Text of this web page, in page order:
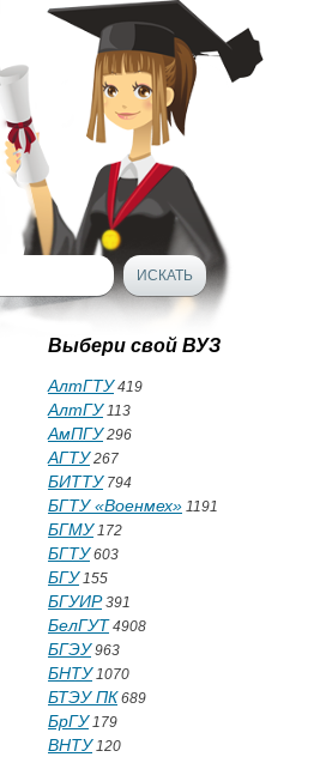
Выбери свой ВУЗ
АлтГТУ419
АлтГУ113
АмПГУ296
АГТУ267
БИТТУ794
БГТУ «Военмех» 1191
БГМУ172
БГТУ603
БГУ155
БГУИР391
БелГУТ 4908
БГЭУ963
БНТУ1070
БТЭУ ПК 689
БрГУ179
ВНТУ120